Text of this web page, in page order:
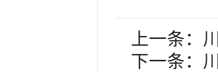
上一条：
下一条：